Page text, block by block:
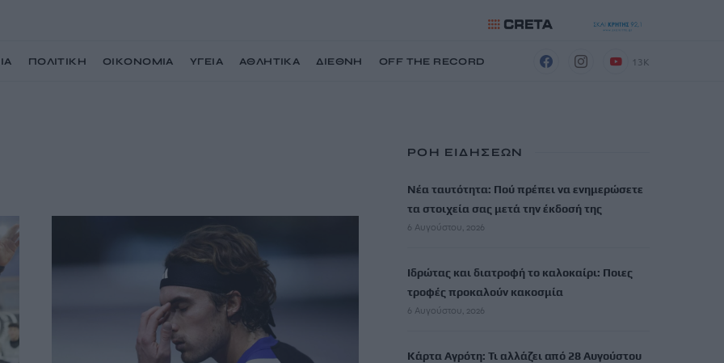
ΠΟΛΙΤΙΚΗ ΟΙΚΟΝΟΜΙΑ ΥΓΕΙΑ ΑΘΛΗΤΙΚΑ ΔΙΕΘΝΗ OFF THE RECORD 13K
ΡΟΗ ΕΙΔΗΣΕΩΝ
Νέα ταυτότητα: Πού πρέπει να ενημερώσετε
τα στοιχεία σας μετά την έκδοσή της
6 Αυγούστου, 2026
Ιδρώτας και διατροφή το καλοκαίρι: Ποιες
τροφές προκαλούν κακοσμία
6 Αυγούστου, 2026
Κάρτα Αγρότη: Τι αλλάζει από 28 Αυγούστου